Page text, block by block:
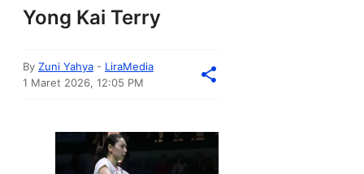
Yong Kai Terry
By Zuni Yahya - LiraMedia
1 Maret 2026, 12:05 PM